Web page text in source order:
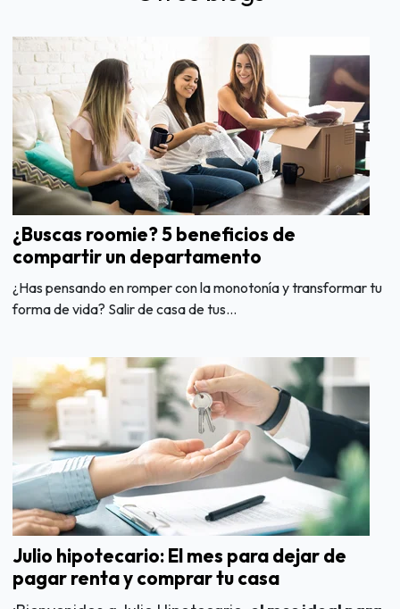
¿Buscas roomie? 5 beneficios de
compartir un departamento
¿Has pensando en romper con la monotonía y transformar tu
forma de vida? Salir de casa de tus...
Julio hipotecario: El mes para dejar de
pagar renta y comprar tu casa